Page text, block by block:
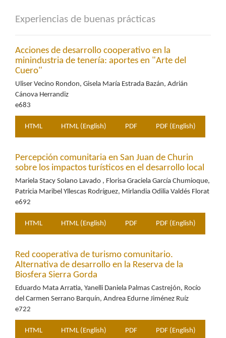
Experiencias de buenas prácticas
Acciones de desarrollo cooperativo en la
minindustria de tenería: aportes en "Arte del
Cuero"
Uliser Vecino Rondon, Gisela María Estrada Bazán, Adrián
Cánova Herrandiz
e683
HTML HTML (English) PDF PDF (English)
Percepción comunitaria en San Juan de Churin
sobre los impactos turísticos en el desarrollo local
Mariela Stacy Solano Lavado , Florisa Graciela García Chumioque,
Patricia Maribel Yllescas Rodríguez, Mirlandia Odilia Valdés Florat
e692
HTML HTML (English) PDF PDF (English)
Red cooperativa de turismo comunitario.
Alternativa de desarrollo en la Reserva de la
Biosfera Sierra Gorda
Eduardo Mata Arratia, Yanelli Daniela Palmas Castrejón, Rocío
del Carmen Serrano Barquín, Andrea Edurne Jiménez Ruíz
e722
HTML HTML (English) PDF PDF (English)